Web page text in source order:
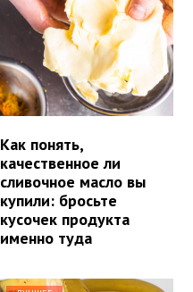
Как понять,
качественное ли
сливочное масло вы
купили: бросьте
кусочек продукта
именно туда